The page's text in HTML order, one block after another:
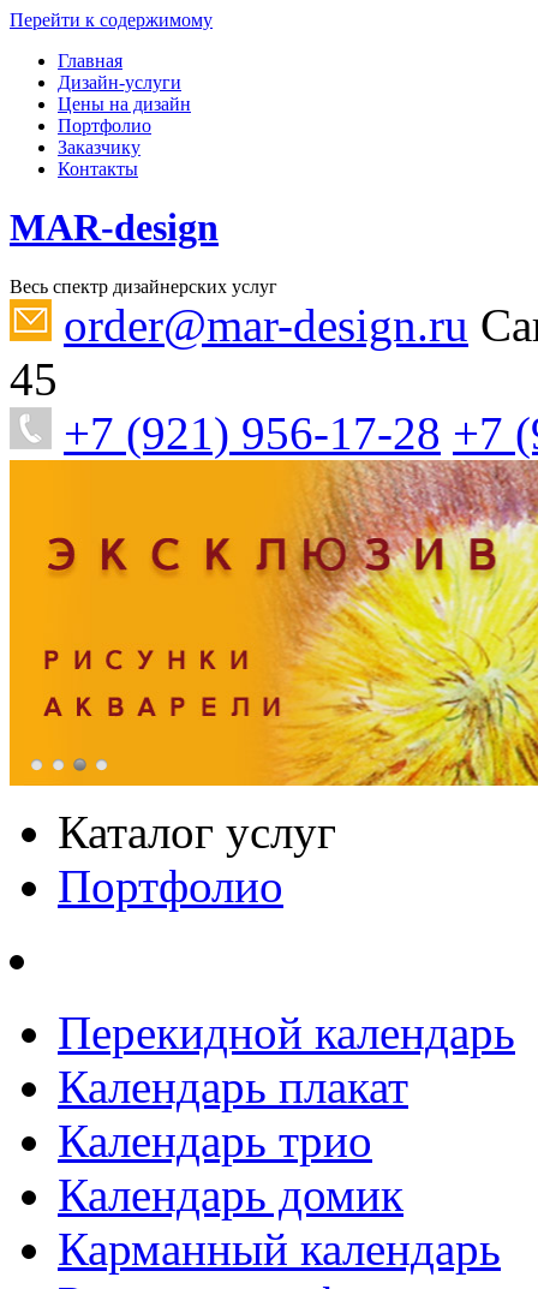
Перейти к содержимому
Главная
Дизайн-услуги
Цены на дизайн
Портфолио
Заказчику
Контакты
MAR-design
Весь спектр дизайнерских услуг
order@mar-design.ru
45
+7 (921) 956-17-28 +7
Каталог услуг
Портфолио
Перекидной календарь
Календарь плакат
Календарь трио
Календарь домик
Карманный календарь